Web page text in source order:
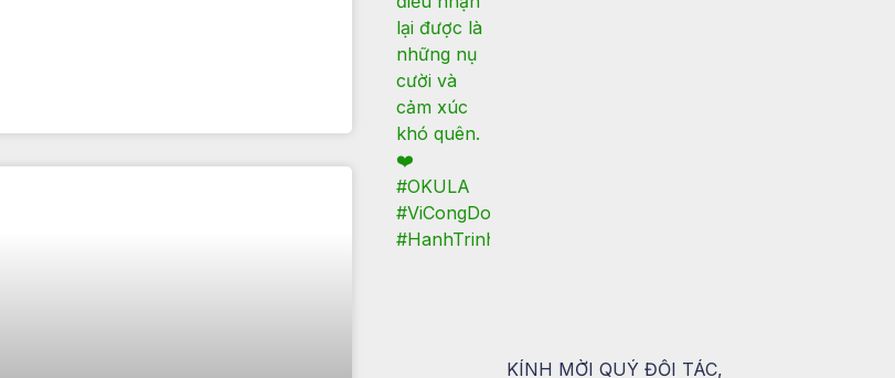
KÍNH MỜI QUÝ ĐỐI TÁC,